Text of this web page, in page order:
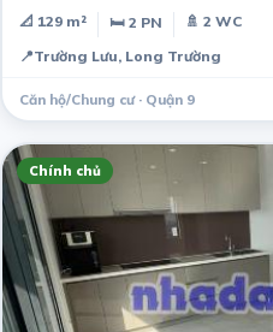
📐 129 m² 🛏 2 PN
🚿 2 WC
📍Trường Lưu, Long Trường
Căn hộ/Chung cư · Quận 9
Chính chủ